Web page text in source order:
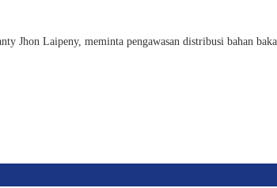
Laipeny, meminta pengawasan distribusi bahan